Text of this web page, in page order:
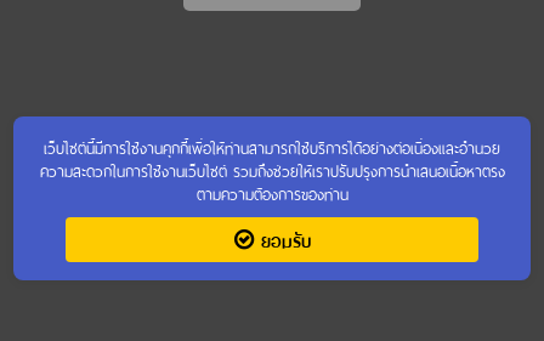
เว็บไซต์นี้มีการใช้งานคุกกี้เพื่อให้ท่านสามารถใช้บริการได้อย่างต่อเนื่องและอำนวย
ความสะดวกในการใช้งานเว็บไซต์ รวมถึงช่วยให้เราปรับปรุงการนำเสนอเนื้อหาตรง
ตามความต้องการของท่าน
ยอมรับ